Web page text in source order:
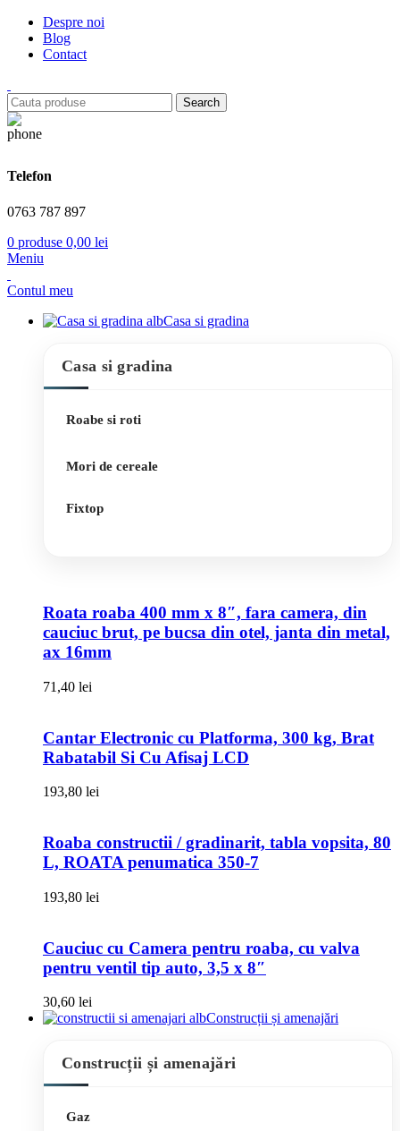
Despre noi
Blog
Contact
Search
Telefon
0763 787 897
0 produse 0,00 lei
Meniu
Contul meu
Casa si gradina
Casa si gradina
Roabe si roti
Mori de cereale
Fixtop
Roata roaba 400 mm x 8″, fara camera, din
cauciuc brut, pe bucsa din otel, janta din metal,
ax 16mm
71,40 lei
Cantar Electronic cu Platforma, 300 kg, Brat
Rabatabil Si Cu Afisaj LCD
193,80 lei
Roaba constructii / gradinarit, tabla vopsita, 80
L, ROATA penumatica 350-7
193,80 lei
Cauciuc cu Camera pentru roaba, cu valva
pentru ventil tip auto, 3,5 x 8″
30,60 lei
Construcții și amenajări
Construcții și amenajări
Gaz